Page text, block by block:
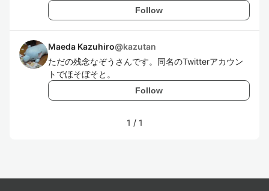
Follow
Maeda Kazuhiro@kazutan
ただの残念なぞうさんです。同名のTwitterアカウン
トでほそぼそと。
Follow
1 / 1